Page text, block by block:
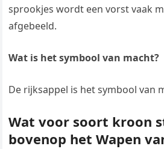
sprookjes wordt een vorst vaak
afgebeeld.
Wat is het symbool van macht?
De rijksappel is het symbool van
Wat voor soort kroon
bovenop het Wapen